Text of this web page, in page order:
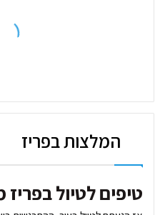
המלצות בפריז
טיפים לטיול בפריז